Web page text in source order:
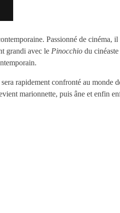
Passionné de cinéma,
grandi avec le Pinocchio du
rapidement confronté au monde
marionnette, puis âne et enfin